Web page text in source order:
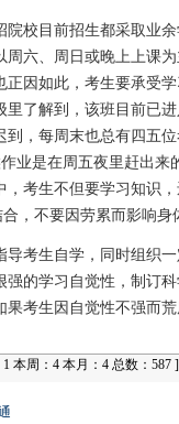
校目前招生都采取业余
六、周日或晚上上课
因如此，考生要承受
了解到，该班目前已
，每周末也总有四五
业是在周五夜里赶出来
考生不但要学习知识
，不要因劳累而影响身
考生自学，同时组织一
的学习自觉性，制订
考生因自觉性不强而
本周：4 本月：4 总数：587